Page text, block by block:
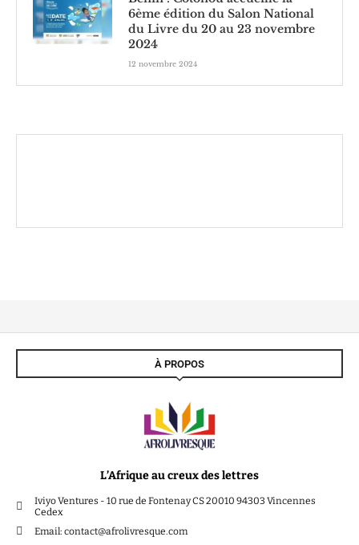
6ème édition du Salon National
du Livre du 20 au 23 novembre
2024
12 novembre 2024
À PROPOS
L’Afrique au creux des lettres
Iviyo Ventures - 10 rue de Fontenay CS 20010 94303 Vincennes
Cedex
Email: contact@afrolivresque.com